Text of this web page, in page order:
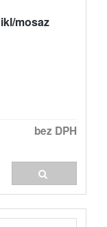
mosaz
bez DPH